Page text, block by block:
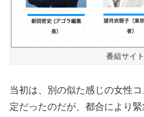
番組サイ
当初は、別の似た感じの女性
定だったのだが、都合により